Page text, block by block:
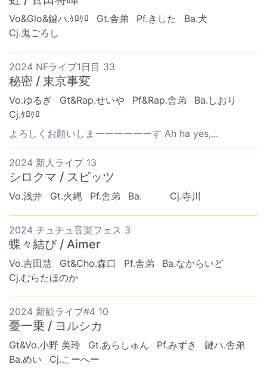
Vo&Glo&鍵ハ.ｹﾛｹﾛ Gt.舎弟 Pf.きした
Ba.犬
Cj.鬼ごろし
2024 NFライブ1日目 33
秘密 / 東京事変
Vo.ゆるぎ Gt&Rap.せいや Pf&Rap.舎弟
Ba.しおり
Cj.ｹﾛｹﾛ
よろしくお願いしまーーーーーーす Ah ha yes,...
2024 新人ライブ 13
シロクマ / スピッツ
Vo.浅井 Gt.火縄 Pf.舎弟 Ba. ︎︎ ︎︎ Cj.寺川
2024 チュチュ音楽フェス 3
蝶々結び / Aimer
Vo.吉田慧 Gt&Cho.森口 Pf.舎弟
Ba.なからいど
Cj.むらたほのか
2024 新歓ライブ#4 10
憂一乗 / ヨルシカ
Gt&Vo.小野 美玲 Gt.あらしゅん Pf.みずき
鍵ハ.舎弟
Ba.めい
Cj.こーへー